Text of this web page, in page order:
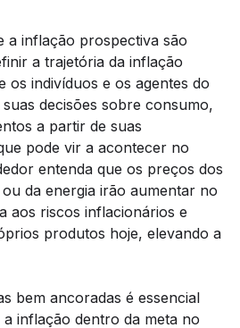
a inflação prospectiva são
a trajetória da inflação
os indivíduos e os agentes do
decisões sobre consumo,
a partir de suas
pode vir a acontecer no
entenda que os preços dos
da energia irão aumentar no
aos riscos inflacionários e
produtos hoje, elevando a
bem ancoradas é essencial
inflação dentro da meta no